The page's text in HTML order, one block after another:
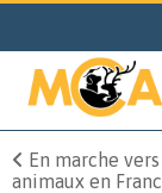
En marche
animaux en